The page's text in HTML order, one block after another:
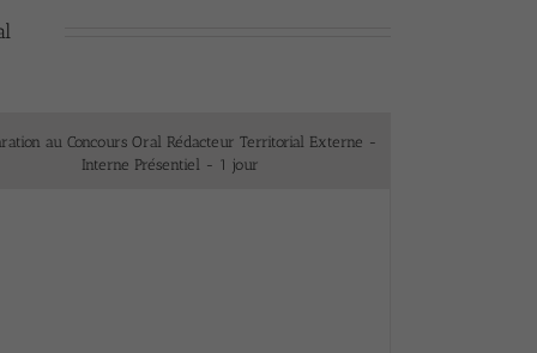
au Concours Oral Rédacteur Territorial Externe -
Interne Présentiel - 1 jour